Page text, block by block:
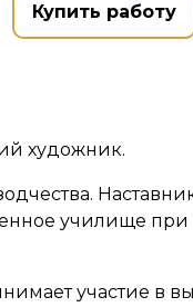
Купить работу
художник.
училище
участие в